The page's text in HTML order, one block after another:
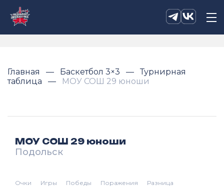
Главная Баскетбол 3×3
Турнирная
таблица
МОУ СОШ 29 юноши
МОУ СОШ 29 юноши
Подольск
Очки Игры Победы Поражения Разница